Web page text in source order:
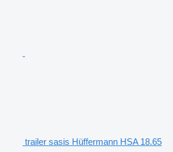
trailer sasis Hüffermann HSA 18.65